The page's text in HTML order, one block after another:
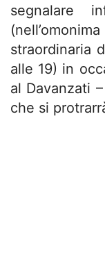
segnalare
straordinaria
alle 19) in
al Davanzati
che si